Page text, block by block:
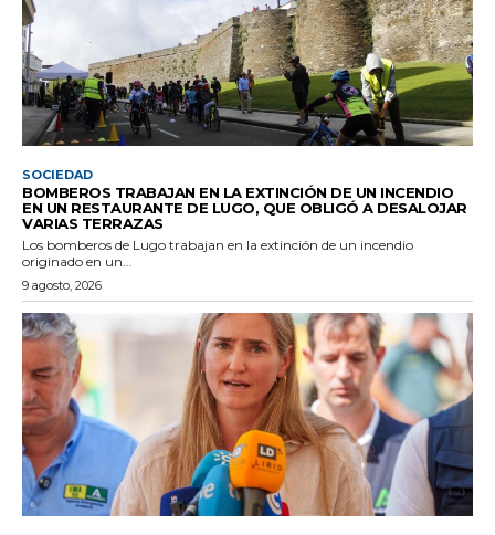
SOCIEDAD
BOMBEROS TRABAJAN EN LA EXTINCIÓN DE UN INCENDIO
EN UN RESTAURANTE DE LUGO, QUE OBLIGÓ A DESALOJAR
VARIAS TERRAZAS
Los bomberos de Lugo trabajan en la extinción de un incendio
originado en un...
9 agosto, 2026